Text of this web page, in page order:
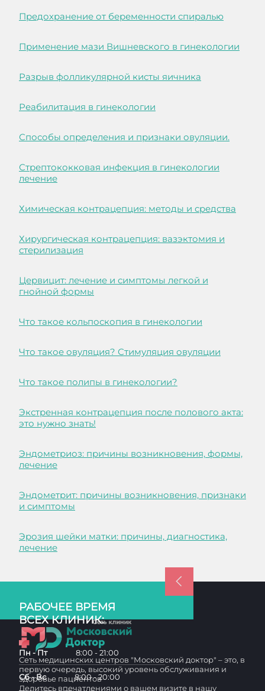
Предохранение от беременности спиралью
Применение мази Вишневского в гинекологии
Разрыв фолликулярной кисты яичника
Реабилитация в гинекологии
Способы определения и признаки овуляции.
Стрептококковая инфекция в гинекологии
лечение
Химическая контрацепция: методы и средства
Хирургическая контрацепция: вазэктомия и
стерилизация
Цервицит: лечение и симптомы легкой и
гнойной формы
Что такое кольпоскопия в гинекологии
Что такое овуляция? Стимуляция овуляции
Что такое полипы в гинекологии?
Экстренная контрацепция после полового акта:
это нужно знать!
Эндометриоз: причины возникновения, формы,
лечение
Эндометрит: причины возникновения, признаки
и симптомы
Эрозия шейки матки: причины, диагностика,
лечение
РАБОЧЕЕ ВРЕМЯ
ВСЕХ КЛИНИК:
Пн - Пт 8:00 - 21:00
Сб - Вс 8:00 - 20:00
Сеть медицинских центров "Московский доктор" – это, в
первую очередь, высокий уровень обслуживания и
здоровье пациентов
Делитесь впечатлениями о вашем визите в нашу